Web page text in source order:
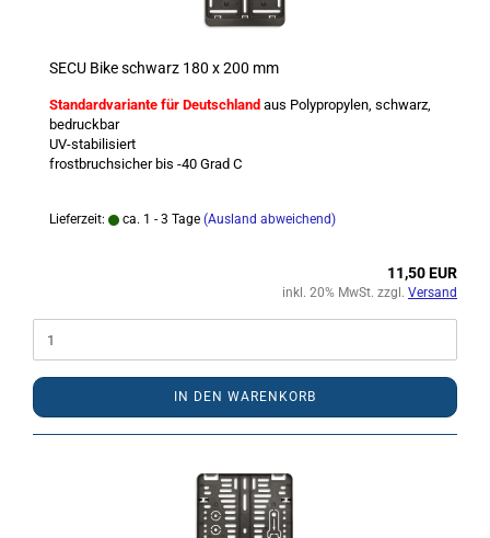
SECU Bike schwarz 180 x 200 mm
Standardvariante für Deutschland aus Polypropylen, schwarz,
bedruckbar
UV-stabilisiert
frostbruchsicher bis -40 Grad C
Lieferzeit: ca. 1 - 3 Tage (Ausland abweichend)
11,50 EUR
inkl. 20% MwSt. zzgl. Versand
IN DEN WARENKORB